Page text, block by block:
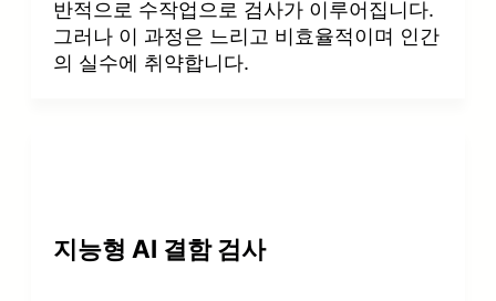
반적으로 수작업으로 검사가 이루어집니다.
그러나 이 과정은 느리고 비효율적이며 인간
의 실수에 취약합니다.
지능형 AI 결함 검사